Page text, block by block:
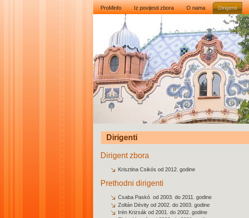
ProMinfo Iz povijesti zbora O nama Dirigenti
Dirigenti
Dirigent zbora
Krisztina Csikós od 2012. godine
Prethodni dirigenti
Csaba Paskó od 2003. do 2011. godine
Zoltán Dévity od 2002. do 2003. godine
Irén Krizsák od 2001. do 2002. godine